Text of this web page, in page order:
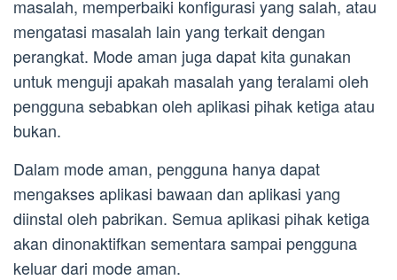
masalah, memperbaiki konfigurasi yang salah, atau
mengatasi masalah lain yang terkait dengan
perangkat. Mode aman juga dapat kita gunakan
untuk menguji apakah masalah yang teralami oleh
pengguna sebabkan oleh aplikasi pihak ketiga atau
bukan.
Dalam mode aman, pengguna hanya dapat
mengakses aplikasi bawaan dan aplikasi yang
diinstal oleh pabrikan. Semua aplikasi pihak ketiga
akan dinonaktifkan sementara sampai pengguna
keluar dari mode aman.